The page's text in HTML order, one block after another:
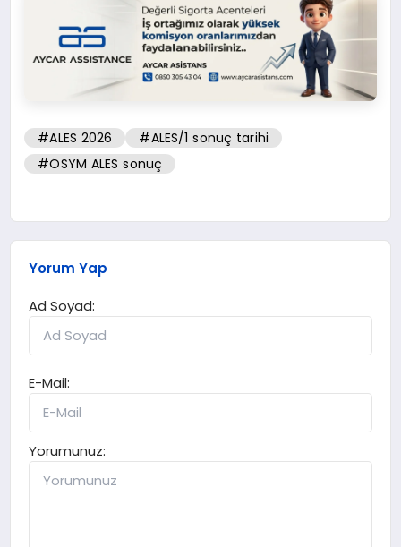
#ALES 2026
#ALES/1 sonuç tarihi
#ÖSYM ALES sonuç
Yorum Yap
Ad Soyad:
E-Mail:
Yorumunuz: